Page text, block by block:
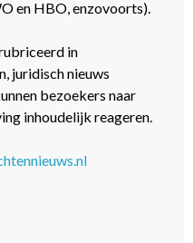
en HBO, enzovoorts).
in
juridisch nieuws
bezoekers naar
inhoudelijk reageren.